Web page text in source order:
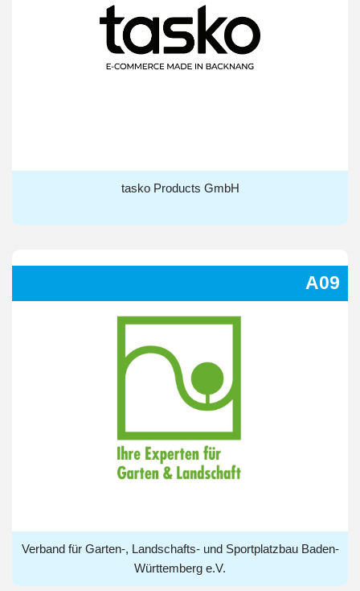
tasko Products GmbH
tasko Products GmbH
A09
Verband für Garten-, Landschafts- und Sportplatzbau Baden-
Württemberg e.V.
Verband für Garten-, Landschafts- und Sportplatzbau
Baden-Württemberg e.V.